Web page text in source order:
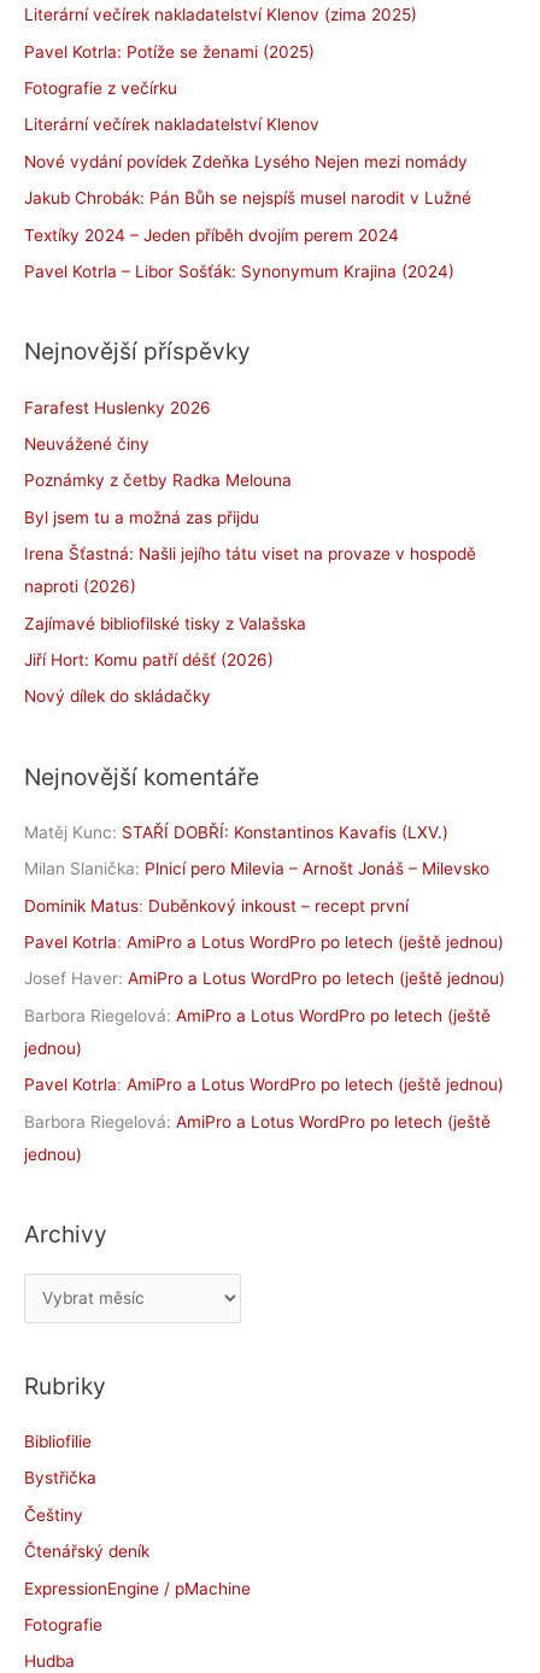
Literární večírek nakladatelství Klenov (zima 2025)
Pavel Kotrla: Potíže se ženami (2025)
Fotografie z večírku
Literární večírek nakladatelství Klenov
Nové vydání povídek Zdeňka Lysého Nejen mezi nomády
Jakub Chrobák: Pán Bůh se nejspíš musel narodit v Lužné
Textíky 2024 – Jeden příběh dvojím perem 2024
Pavel Kotrla – Libor Sošťák: Synonymum Krajina (2024)
Nejnovější příspěvky
Farafest Huslenky 2026
Neuvážené činy
Poznámky z četby Radka Melouna
Byl jsem tu a možná zas přijdu
Irena Šťastná: Našli jejího tátu viset na provaze v hospodě
naproti (2026)
Zajímavé bibliofilské tisky z Valašska
Jiří Hort: Komu patří déšť (2026)
Nový dílek do skládačky
Nejnovější komentáře
Matěj Kunc: STAŘÍ DOBŘÍ: Konstantinos Kavafis (LXV.)
Milan Slanička: Plnicí pero Milevia – Arnošt Jonáš – Milevsko
Dominik Matus: Duběnkový inkoust – recept první
Pavel Kotrla: AmiPro a Lotus WordPro po letech (ještě jednou)
Josef Haver: AmiPro a Lotus WordPro po letech (ještě jednou)
Barbora Riegelová: AmiPro a Lotus WordPro po letech (ještě
jednou)
Pavel Kotrla: AmiPro a Lotus WordPro po letech (ještě jednou)
Barbora Riegelová: AmiPro a Lotus WordPro po letech (ještě
jednou)
Archivy
r
h
v
y
Rubriky
Bibliofilie
Bystřička
Češtiny
Čtenářský deník
ExpressionEngine / pMachine
Fotografie
Hudba